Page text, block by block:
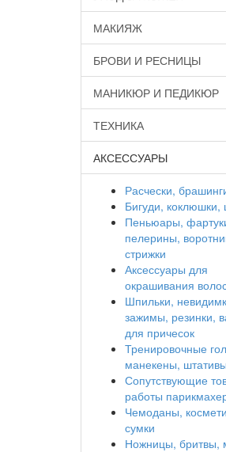
МАКИЯЖ
БРОВИ И РЕСНИЦЫ
МАНИКЮР И ПЕДИКЮР
ТЕХНИКА
АКСЕССУАРЫ
Расчески,
Бигуди,
Пеньюары,
пелерины,
стрижки
Аксессуары для
окрашивания
Шпильки,
зажимы, резинки,
для причесок
Тренировочные
манекены, штативы
Сопутствующие
работы
Чемоданы,
сумки
Ножницы, бритвы,